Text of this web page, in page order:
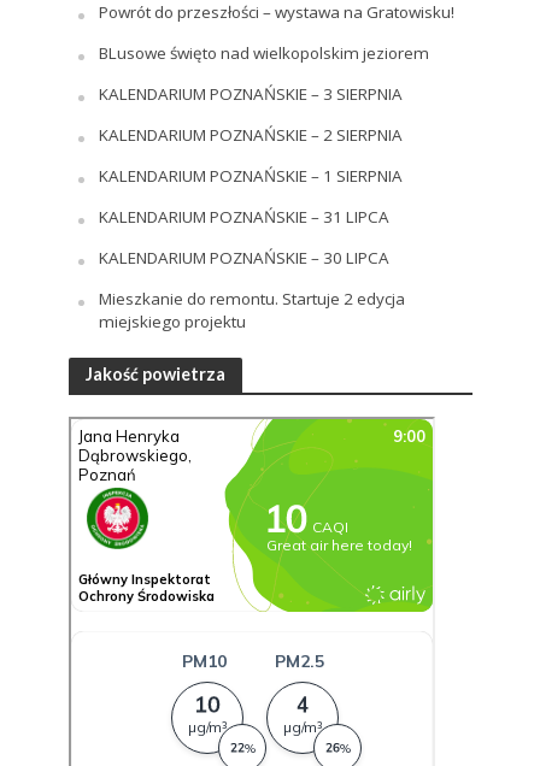
Powrót do przeszłości – wystawa na Gratowisku!
BLusowe święto nad wielkopolskim jeziorem
KALENDARIUM POZNAŃSKIE – 3 SIERPNIA
KALENDARIUM POZNAŃSKIE – 2 SIERPNIA
KALENDARIUM POZNAŃSKIE – 1 SIERPNIA
KALENDARIUM POZNAŃSKIE – 31 LIPCA
KALENDARIUM POZNAŃSKIE – 30 LIPCA
Mieszkanie do remontu. Startuje 2 edycja
miejskiego projektu
Jakość powietrza